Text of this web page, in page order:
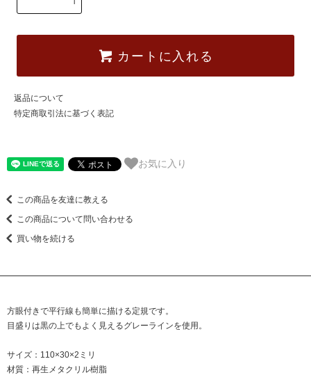
カートに入れる
返品について
特定商取引法に基づく表記
お気に入り
この商品を友達に教える
この商品について問い合わせる
買い物を続ける
方眼付きで平行線も簡単に描ける定規です。
目盛りは黒の上でもよく見えるグレーラインを使用。
サイズ：110×30×2ミリ
材質：再生メタクリル樹脂